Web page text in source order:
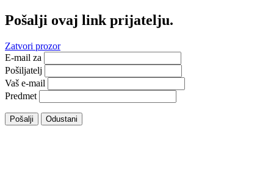
Pošalji ovaj link prijatelju.
Zatvori prozor
E-mail za
Pošiljatelj
Vaš e-mail
Predmet
Pošalji Odustani